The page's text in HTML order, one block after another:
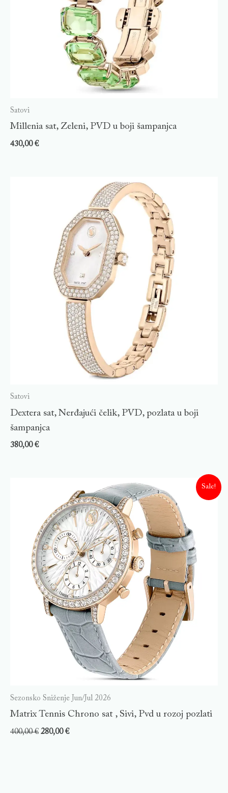
Satovi
Millenia sat, Zeleni, PVD u boji šampanjca
430,00€
Satovi
Dextera sat, Nerđajući čelik, PVD, pozlata u boji
šampanjca
380,00€
Sale!
Sezonsko Sniženje Jun/Jul 2026
Matrix Tennis Chrono sat , Sivi, Pvd u rozoj pozlati
400,00€ 280,00€